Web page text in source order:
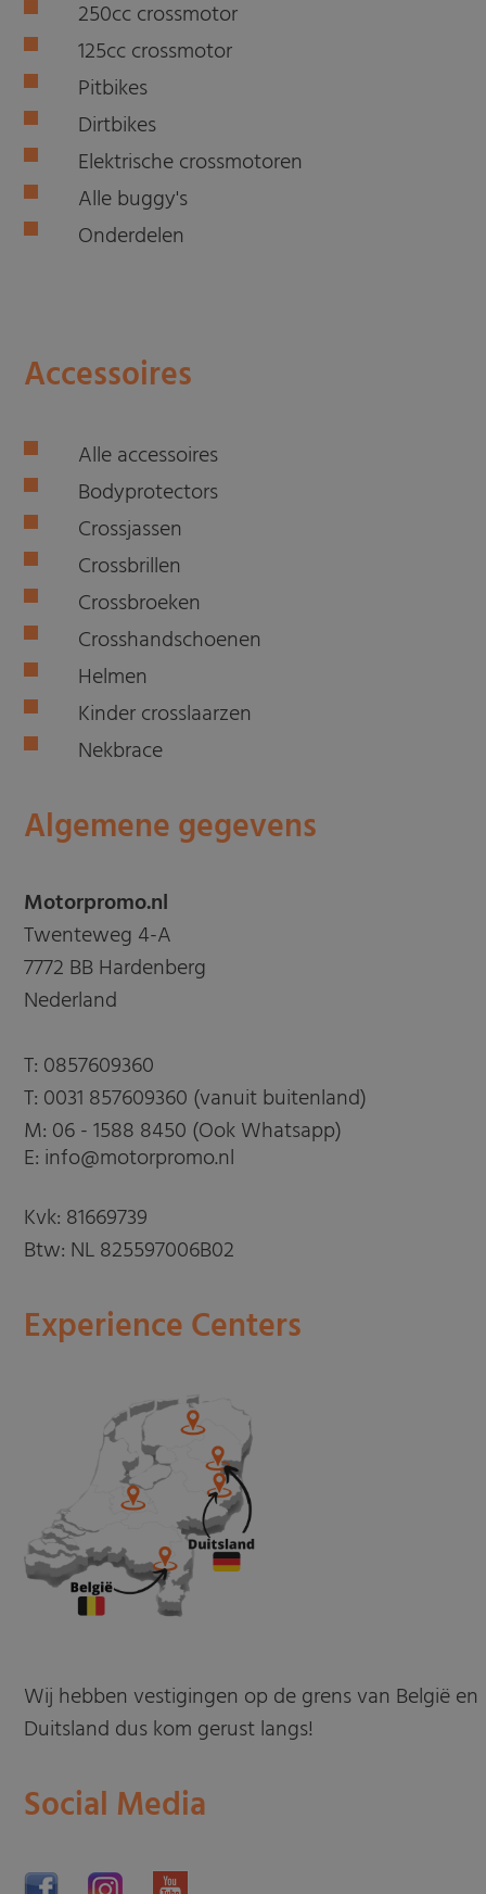
250cc crossmotor
125cc crossmotor
Pitbikes
Dirtbikes
Elektrische crossmotoren
Alle buggy's
Onderdelen
Accessoires
Alle accessoires
Bodyprotectors
Crossjassen
Crossbrillen
Crossbroeken
Crosshandschoenen
Helmen
Kinder crosslaarzen
Nekbrace
Algemene gegevens
Motorpromo.nl
Twenteweg 4-A
7772 BB Hardenberg
Nederland
T: 0857609360
T: 0031 857609360 (vanuit buitenland)
M: 06 - 1588 8450 (Ook Whatsapp)
E: info@motorpromo.nl
Kvk: 81669739
Btw: NL 825597006B02
Experience Centers
Wij hebben vestigingen op de grens van België en
Duitsland dus kom gerust langs!
Social Media